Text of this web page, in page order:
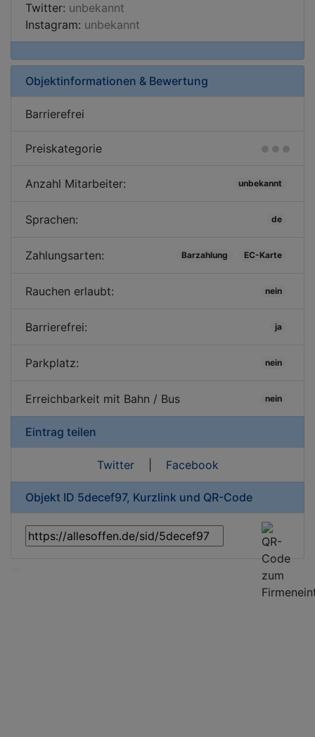
Twitter: unbekannt
Instagram: unbekannt
Objektinformationen & Bewertung
Barrierefrei
Preiskategorie
Anzahl Mitarbeiter: unbekannt
Sprachen: de
Zahlungsarten: Barzahlung EC-Karte
Rauchen erlaubt: nein
Barrierefrei: ja
Parkplatz: nein
Erreichbarkeit mit Bahn / Bus nein
Eintrag teilen
Twitter| Facebook
Objekt ID 5decef97, Kurzlink und QR-Code